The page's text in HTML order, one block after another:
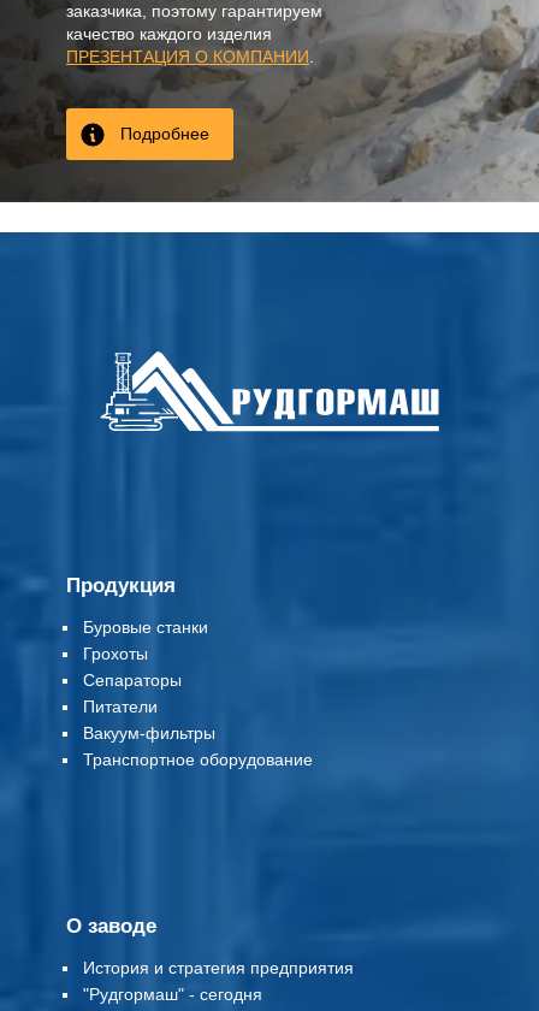
заказчика, поэтому гарантируем
качество каждого изделия
ПРЕЗЕНТАЦИЯ О КОМПАНИИ
Подробнее
Продукция
Буровые станки
Грохоты
Сепараторы
Питатели
Вакуум-фильтры
Транспортное оборудование
О заводе
История и стратегия предприятия
"Рудгормаш" - сегодня